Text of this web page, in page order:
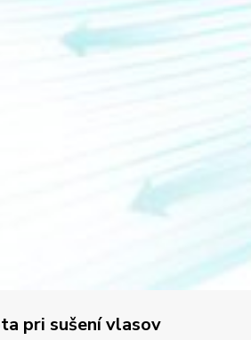
pri sušení vlasov